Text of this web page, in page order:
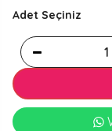
Adet Seçiniz